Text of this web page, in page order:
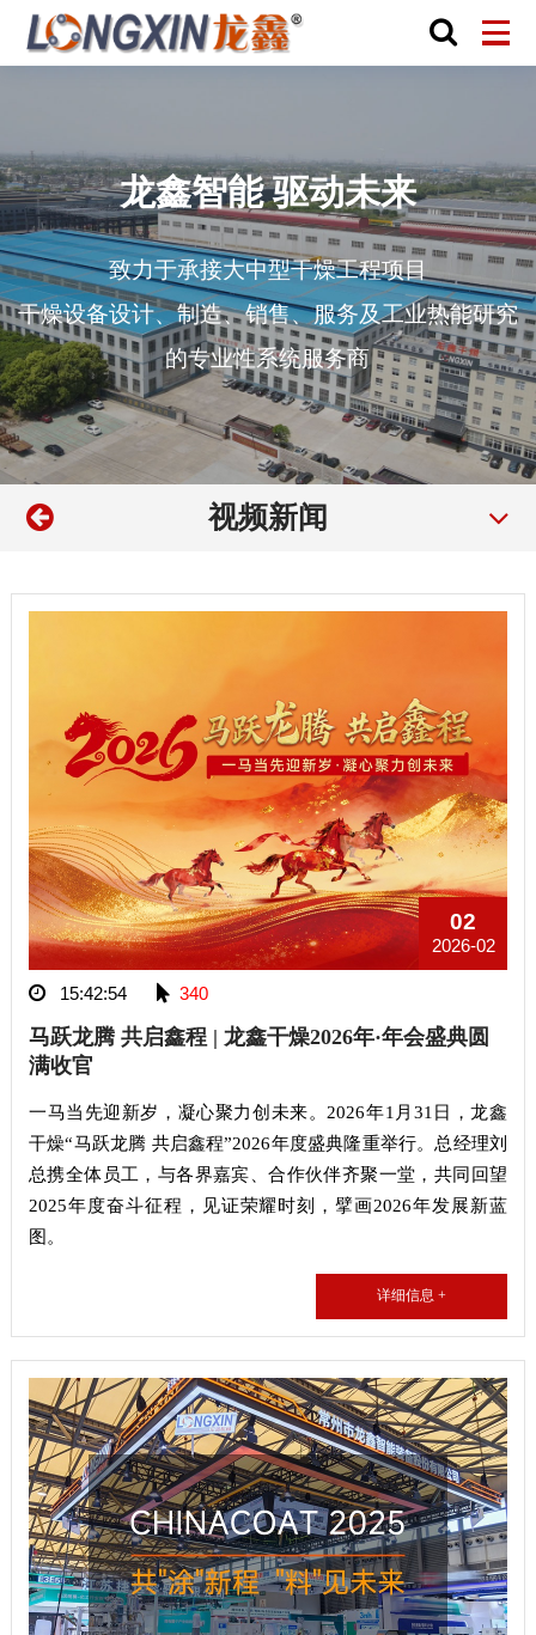
龙鑫智能 驱动未来
致力于承接大中型干燥工程项目
干燥设备设计、制造、销售、服务及工业热能研究
的专业性系统服务商
视频新闻
02
2026-02
15:42:54 340
马跃龙腾 共启鑫程 | 龙鑫干燥2026年·年会盛典圆
满收官
一马当先迎新岁，凝心聚力创未来。2026年1月31日，龙鑫
干燥“马跃龙腾 共启鑫程”2026年度盛典隆重举行。总经理刘
总携全体员工，与各界嘉宾、合作伙伴齐聚一堂，共同回望
2025年度奋斗征程，见证荣耀时刻，擘画2026年发展新蓝
图。
详细信息 +